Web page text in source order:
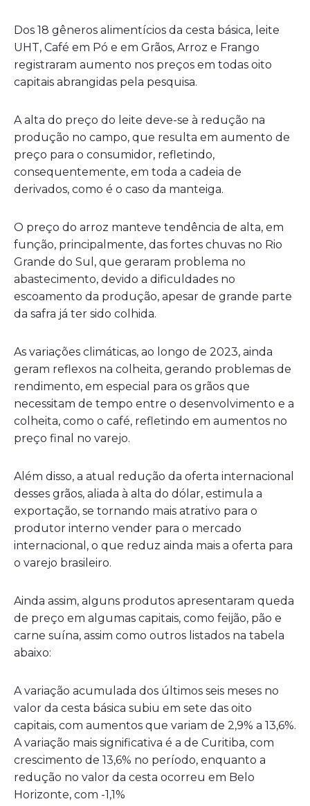
Dos 18 gêneros alimentícios da cesta básica, leite
UHT, Café em Pó e em Grãos, Arroz e Frango
registraram aumento nos preços em todas oito
capitais abrangidas pela pesquisa.
A alta do preço do leite deve-se à redução na
produção no campo, que resulta em aumento de
preço para o consumidor, refletindo,
consequentemente, em toda a cadeia de
derivados, como é o caso da manteiga.
O preço do arroz manteve tendência de alta, em
função, principalmente, das fortes chuvas no Rio
Grande do Sul, que geraram problema no
abastecimento, devido a dificuldades no
escoamento da produção, apesar de grande parte
da safra já ter sido colhida.
As variações climáticas, ao longo de 2023, ainda
geram reflexos na colheita, gerando problemas de
rendimento, em especial para os grãos que
necessitam de tempo entre o desenvolvimento e a
colheita, como o café, refletindo em aumentos no
preço final no varejo.
Além disso, a atual redução da oferta internacional
desses grãos, aliada à alta do dólar, estimula a
exportação, se tornando mais atrativo para o
produtor interno vender para o mercado
internacional, o que reduz ainda mais a oferta para
o varejo brasileiro.
Ainda assim, alguns produtos apresentaram queda
de preço em algumas capitais, como feijão, pão e
carne suína, assim como outros listados na tabela
abaixo:
A variação acumulada dos últimos seis meses no
valor da cesta básica subiu em sete das oito
capitais, com aumentos que variam de 2,9% a 13,6%.
A variação mais significativa é a de Curitiba, com
crescimento de 13,6% no período, enquanto a
redução no valor da cesta ocorreu em Belo
Horizonte, com -1,1%